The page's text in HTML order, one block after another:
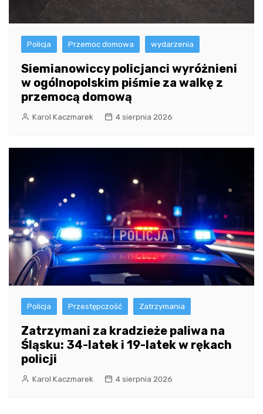
Policja Przemoc domowa wydarzenia
Siemianowiccy policjanci wyróżnieni
w ogólnopolskim piśmie za walkę z
przemocą domową
Karol Kaczmarek 4 sierpnia 2026
Policja Przestępczość Zatrzymania
Zatrzymani za kradzieże paliwa na
Śląsku: 34-latek i 19-latek w rękach
policji
Karol Kaczmarek 4 sierpnia 2026